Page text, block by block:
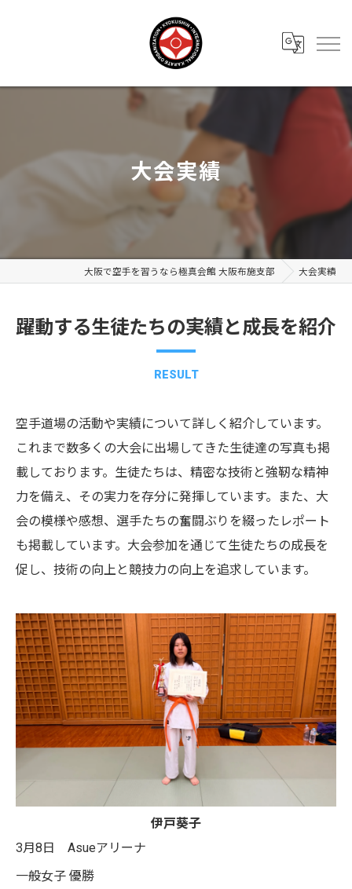
大会実績
大阪で空手を習うなら極真会館 大阪布施支部 大会実績
躍動する生徒たちの実績と成長を紹介
RESULT
空手道場の活動や実績について詳しく紹介しています。
これまで数多くの大会に出場してきた生徒達の写真も掲
載しております。生徒たちは、精密な技術と強靭な精神
力を備え、その実力を存分に発揮しています。また、大
会の模様や感想、選手たちの奮闘ぶりを綴ったレポート
も掲載しています。大会参加を通じて生徒たちの成長を
促し、技術の向上と競技力の向上を追求しています。
伊戸葵子
3月8日 Asueアリーナ
一般女子 優勝